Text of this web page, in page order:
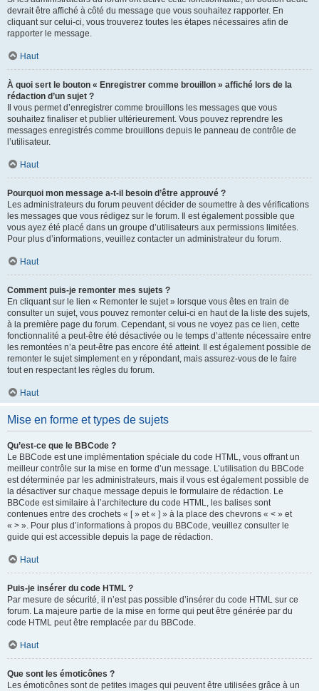
devrait être affiché à côté du message que vous souhaitez rapporter. En
cliquant sur celui-ci, vous trouverez toutes les étapes nécessaires afin de
rapporter le message.
Haut
À quoi sert le bouton « Enregistrer comme brouillon » affiché lors de la
rédaction d’un sujet ?
Il vous permet d’enregistrer comme brouillons les messages que vous
souhaitez finaliser et publier ultérieurement. Vous pouvez reprendre les
messages enregistrés comme brouillons depuis le panneau de contrôle de
l’utilisateur.
Haut
Pourquoi mon message a-t-il besoin d’être approuvé ?
Les administrateurs du forum peuvent décider de soumettre à des vérifications
les messages que vous rédigez sur le forum. Il est également possible que
vous ayez été placé dans un groupe d’utilisateurs aux permissions limitées.
Pour plus d’informations, veuillez contacter un administrateur du forum.
Haut
Comment puis-je remonter mes sujets ?
En cliquant sur le lien « Remonter le sujet » lorsque vous êtes en train de
consulter un sujet, vous pouvez remonter celui-ci en haut de la liste des sujets,
à la première page du forum. Cependant, si vous ne voyez pas ce lien, cette
fonctionnalité a peut-être été désactivée ou le temps d’attente nécessaire entre
les remontées n’a peut-être pas encore été atteint. Il est également possible de
remonter le sujet simplement en y répondant, mais assurez-vous de le faire
tout en respectant les règles du forum.
Haut
Mise en forme et types de sujets
Qu’est-ce que le BBCode ?
Le BBCode est une implémentation spéciale du code HTML, vous offrant un
meilleur contrôle sur la mise en forme d’un message. L’utilisation du BBCode
est déterminée par les administrateurs, mais il vous est également possible de
la désactiver sur chaque message depuis le formulaire de rédaction. Le
BBCode est similaire à l’architecture du code HTML, les balises sont
contenues entre des crochets « [ » et « ] » à la place des chevrons « < » et
« > ». Pour plus d’informations à propos du BBCode, veuillez consulter le
guide qui est accessible depuis la page de rédaction.
Haut
Puis-je insérer du code HTML ?
Par mesure de sécurité, il n’est pas possible d’insérer du code HTML sur ce
forum. La majeure partie de la mise en forme qui peut être générée par du
code HTML peut être remplacée par du BBCode.
Haut
Que sont les émoticônes ?
Les émoticônes sont de petites images qui peuvent être utilisées grâce à un